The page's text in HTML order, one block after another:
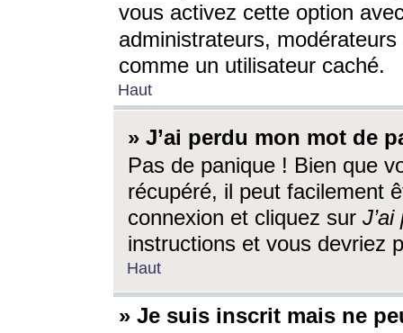
vous activez cette option
administrateurs,
comme un utilisateur caché.
Haut
» J’ai perdu mon mot de
Pas de panique ! Bien que
récupéré, il peut facilement
connexion et cliquez sur
instructions et vous devriez
Haut
» Je suis inscrit mais ne